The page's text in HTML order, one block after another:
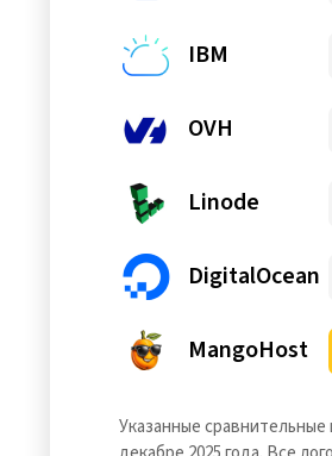
IBM
OVH
Linode
DigitalOcean
MangoHost
Указанные